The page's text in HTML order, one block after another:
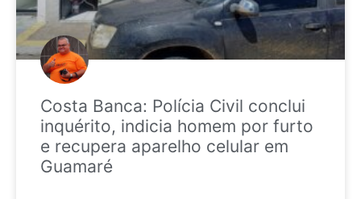
Costa Banca: Polícia Civil conclui
inquérito, indicia homem por furto
e recupera aparelho celular em
Guamaré